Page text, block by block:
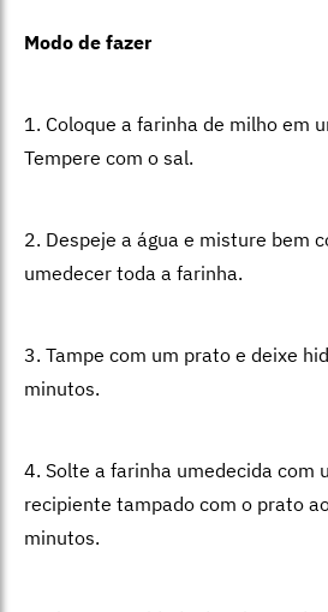
Modo de fazer
1. Coloque a farinha de milho em
Tempere com o sal.
2. Despeje a água e misture bem
umedecer toda a farinha.
3. Tampe com um prato e deixe
minutos.
4. Solte a farinha umedecida com
recipiente tampado com o prato
minutos.